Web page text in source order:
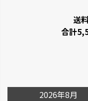
送
合計
2026年8月